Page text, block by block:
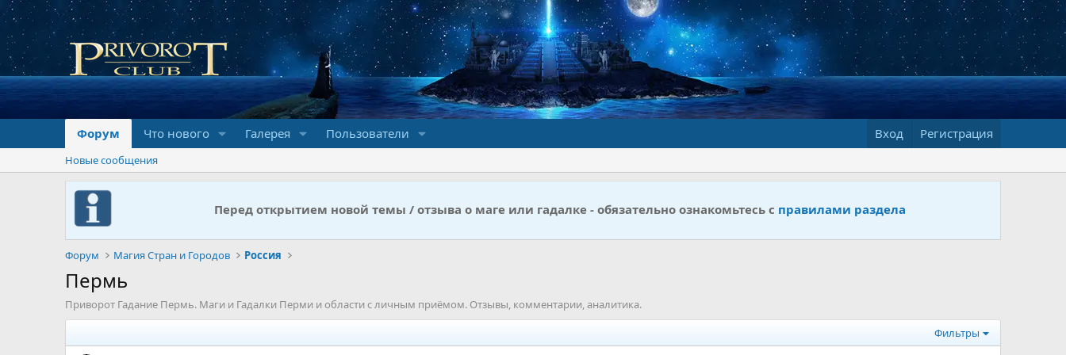
Форум Что нового Галерея Пользователи Вход Регистрация
Новые сообщения
Перед открытием новой темы / отзыва о маге или гадалке - обязательно ознакомьтесь с правилами раздела
Форум Магия Стран и Городов Россия
Пермь
Приворот Гадание Пермь. Маги и Гадалки Перми и области с личным приёмом. Отзывы, комментарии, аналитика.
Фильтры